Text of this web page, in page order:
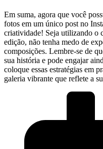
Em suma, agora que você
fotos em um único post no
criatividade! Seja utilizando​ o
edição, não tenha medo ⁤de
composições. Lembre-se de
sua história e pode engajar
coloque essas estratégias em
galeria vibrante que reflete a